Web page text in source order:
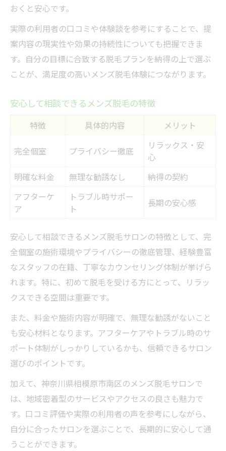
おくと安心です。
実際の利用者の口コミや体験談を参考にすることで、提
案内容の現実性や効果の持続性についても把握できま
す。自分の目標に合致する脱毛プランを納得の上で選ぶ
ことが、満足度の高いメンズ脱毛体験につながります。
安心して相談できるメンズ脱毛の特徴
特徴 具体的内容 メリット
完全個室 プライバシー徹底
リラックス・安
心
明確な料金
無理な勧誘なし
納得の契約
アフターケ
ア
トラブル時サポー
ト
長期の安心感
安心して相談できるメンズ脱毛サロンの特徴として、完
全個室の施術環境やプライバシーの徹底管理、経験豊富
なスタッフの在籍、丁寧なカウンセリング体制が挙げら
れます。特に、初めて脱毛を受ける方にとって、リラッ
クスできる空間は重要です。
また、料金や施術内容が明確で、無理な勧誘がないこと
も安心材料となります。アフターケアやトラブル時のサ
ポート体制がしっかりしているかも、信頼できるサロン
選びのポイントです。
加えて、神奈川県相模原市南区のメンズ脱毛サロンで
は、地域密着型のサービスやアクセスの良さも魅力で
す。口コミ評価や実際の利用者の声を参考にしながら、
自分に合ったサロンを選ぶことで、長期的に安心して通
うことができます。